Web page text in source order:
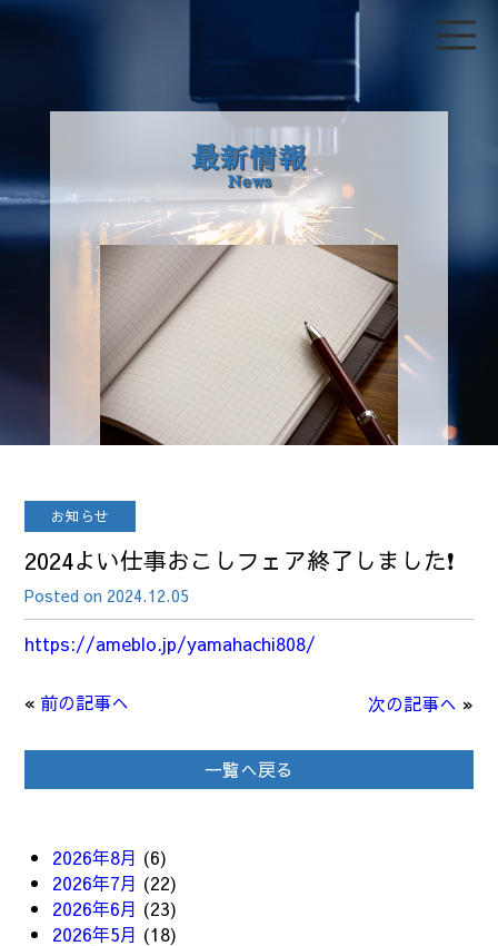
最新情報
News
お知らせ
2024よい仕事おこしフェア終了しました❗
Posted on 2024.12.05
https://ameblo.jp/yamahachi808/
« 前の記事へ 次の記事へ »
一覧へ戻る
2026年8月 (6)
2026年7月 (22)
2026年6月 (23)
2026年5月 (18)